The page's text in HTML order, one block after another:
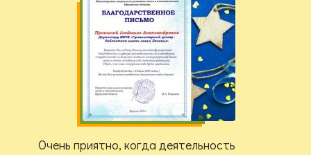
Очень приятно, когда деятельность